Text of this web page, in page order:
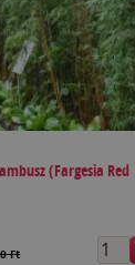
(Fargesia Red
Ft